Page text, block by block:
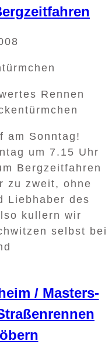
Rennen
am Sonntag!
um 7.15 Uhr
Bergzeitfahren
zu zweit, ohne
Liebhaber des
kullern wir
selbst bei
/ Masters-